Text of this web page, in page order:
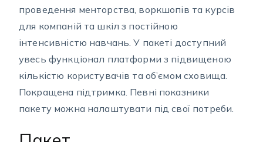
проведення менторства, воркшопів та курсів
для компаній та шкіл з постійною
інтенсивністю навчань. У пакеті доступний
увесь функціонал платформи з підвищеною
кількістю користувачів та об’ємом сховища.
Покращена підтримка. Певні показники
пакету можна налаштувати під свої потреби.